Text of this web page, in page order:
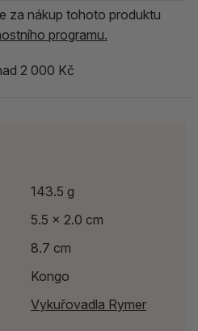
za nákup tohoto produktu
programu.
2 000 Kč
143.5 g
5.5 x 2.0 cm
8.7 cm
Kongo
Vykuřovadla Rymer